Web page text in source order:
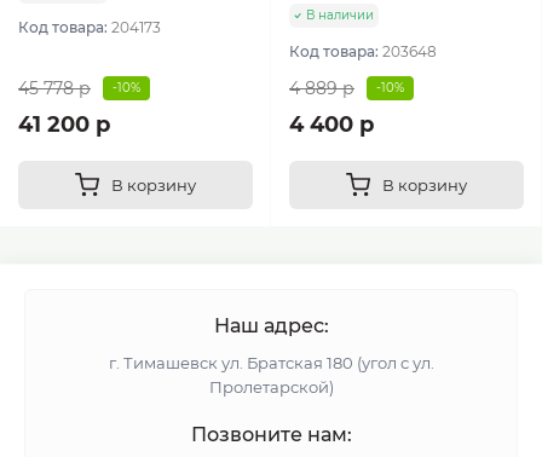
Код товара: 204173
45 778 р -10%
41 200 р
В корзину
В наличии
Код товара: 203648
4 889 р -10%
4 400 р
В корзину
Наш адрес:
г. Тимашевск ул. Братская 180 (угол с ул.
Пролетарской)
Позвоните нам: